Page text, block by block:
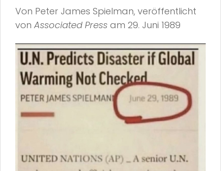
Von Peter James Spielman, veröffentlicht
von Associated Press am 29. Juni 1989